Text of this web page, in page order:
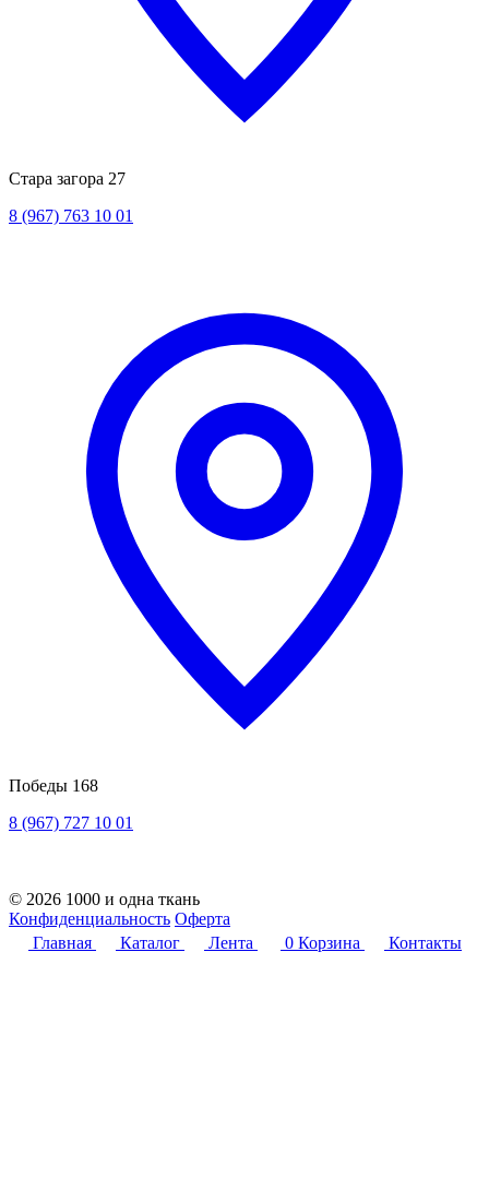
Стара загора 27
8 (967) 763 10 01
Победы 168
8 (967) 727 10 01
© 2026 1000 и одна ткань
Конфиденциальность Оферта
Главная
Каталог Лента 0 Корзина Контакты